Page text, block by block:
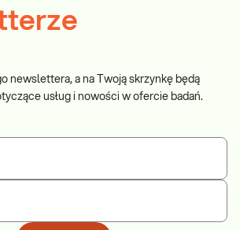
newslettera, a na Twoją skrzynkę będą
usług i nowości w ofercie badań.